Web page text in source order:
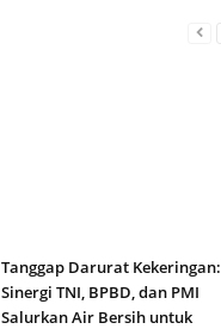
Tanggap Darurat Kekeringan:
Sinergi TNI, BPBD, dan PMI
Salurkan Air Bersih untuk